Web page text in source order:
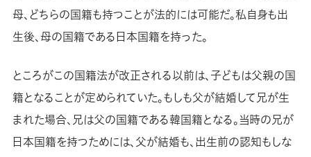
母、どちらの国籍も持つことが法的には可能だ。私自身も出
生後、母の国籍である日本国籍を持った。
ところがこの国籍法が改正される以前は、子どもは父親の国
籍となることが定められていた。もしも父が結婚して兄が生
まれた場合、兄は父の国籍である韓国籍となる。当時の兄が
日本国籍を持つためには、父が結婚も、出生前の認知もしな